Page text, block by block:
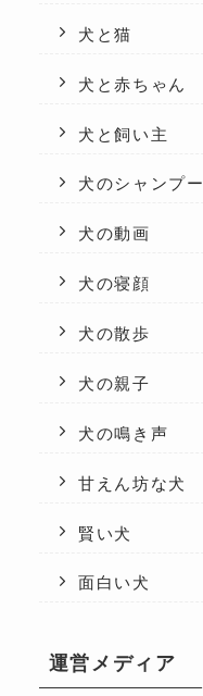
犬と猫
犬と赤ちゃん
犬と飼い主
犬のシャンプー
犬の動画
犬の寝顔
犬の散歩
犬の親子
犬の鳴き声
甘えん坊な犬
賢い犬
面白い犬
運営メディア